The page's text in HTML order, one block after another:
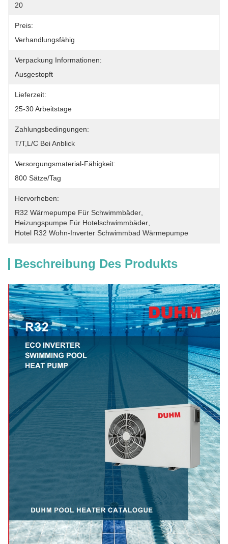
20
Preis:
Verhandlungsfähig
Verpackung Informationen:
Ausgestopft
Lieferzeit:
25-30 Arbeitstage
Zahlungsbedingungen:
T/T,L/C Bei Anblick
Versorgungsmaterial-Fähigkeit:
800 Sätze/Tag
Hervorheben:
R32 Wärmepumpe Für Schwimmbäder
Heizungspumpe Für Hotelschwimmbäder
Hotel R32 Wohn-Inverter Schwimmbad Wärmepumpe
Beschreibung Des Produkts